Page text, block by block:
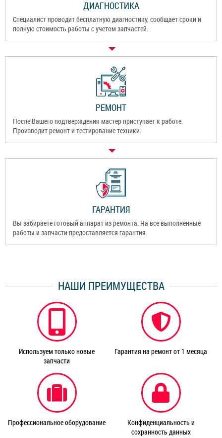
ДИАГНОСТИКА
Специалист проводит бесплатную диагностику, сообщает сроки и
полную стоимость работы с учетом запчастей.
РЕМОНТ
После Вашего подтверждения мастер приступает к работе.
Производит ремонт и тестирование техники.
ГАРАНТИЯ
Вы забираете готовый аппарат из ремонта. На все выполненные
работы и запчасти предоставляется гарантия.
НАШИ ПРЕИМУЩЕСТВА
Используем только новые
запчасти
Гарантия на ремонт от 1 месяца
Профессиональное оборудование
Конфиденциальность и
сохранность данных